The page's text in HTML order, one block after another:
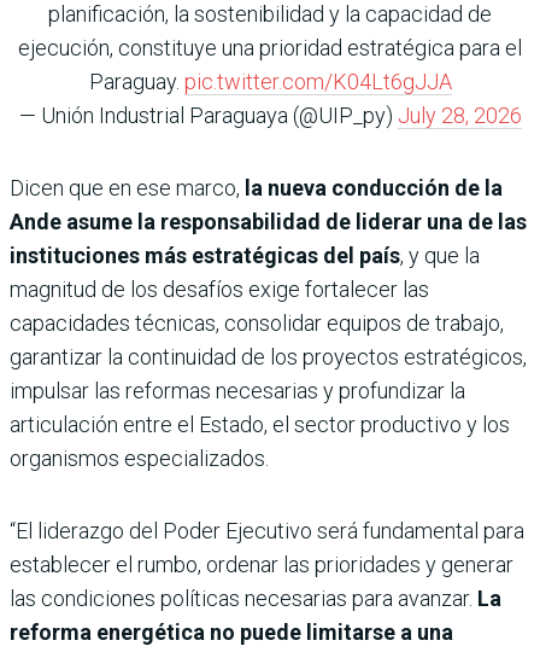
planificación, la sostenibilidad y la capacidad de
ejecución, constituye una prioridad estratégica para el
Paraguay. pic.twitter.com/K04Lt6gJJA
— Unión Industrial Paraguaya (@UIP_py) July 28, 2026
Dicen que en ese marco, la nueva conducción de la
Ande asume la responsabilidad de liderar una de las
instituciones más estratégicas del país, y que la
magnitud de los desafíos exige fortalecer las
capacidades técnicas, consolidar equipos de trabajo,
garantizar la continuidad de los proyectos estratégicos,
impulsar las reformas necesarias y profundizar la
articulación entre el Estado, el sector productivo y los
organismos especializados.
“El liderazgo del Poder Ejecutivo será fundamental para
establecer el rumbo, ordenar las prioridades y generar
las condiciones políticas necesarias para avanzar. La
reforma energética no puede limitarse a una